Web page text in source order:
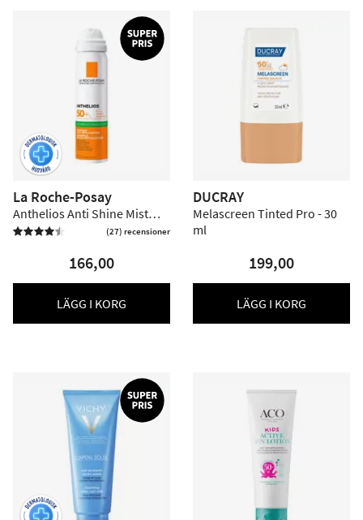
La Roche-Posay
Anthelios Anti Shine Mist
SPF50+ - 75 ml
 (27) recensioner
166,00
LÄGG I KORG
DUCRAY
Melascreen Tinted Pro - 30
ml
199,00
LÄGG I KORG